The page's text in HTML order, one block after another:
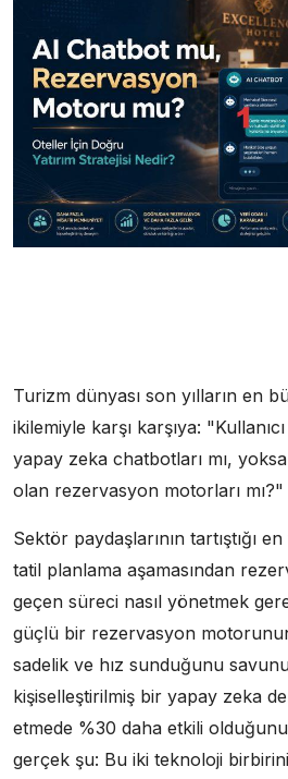
Turizm dünyası son yılların en
ikilemiyle karşı karşıya:
yapay zeka chatbotları mı,
olan rezervasyon motorları mı?"
Sektör paydaşlarının tartıştığı
tatil planlama aşamasından
geçen süreci nasıl yönetmek
güçlü bir rezervasyon
sadelik ve hız sunduğunu
kişiselleştirilmiş bir yapay zeka
etmede %30 daha etkili
gerçek şu: Bu iki teknoloji